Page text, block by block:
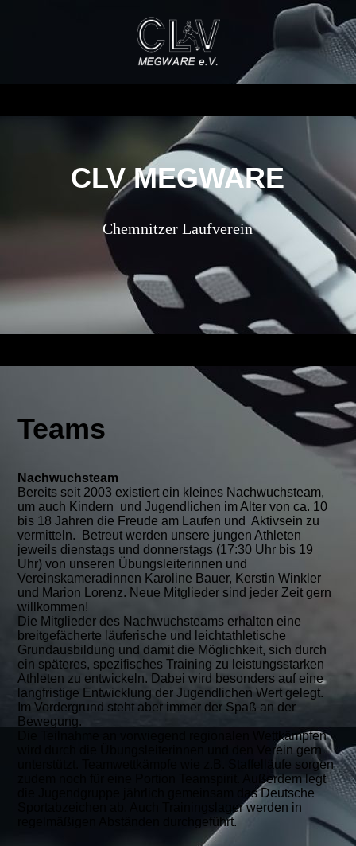
CLV MEGWARE
Chemnitzer Laufverein
Teams
Nachwuchsteam
Bereits seit 2003 existiert ein kleines Nachwuchsteam,
um auch Kindern und Jugendlichen im Alter von ca. 10
bis 18 Jahren die Freude am Laufen und Aktivsein zu
vermitteln. Betreut werden unsere jungen Athleten
jeweils dienstags und donnerstags (17:30 Uhr bis 19
Uhr) von unseren Übungsleiterinnen und
Vereinskameradinnen Karoline Bauer, Kerstin Winkler
und Marion Lorenz. Neue Mitglieder sind jeder Zeit gern
willkommen!
Die Mitglieder des Nachwuchsteams erhalten eine
breitgefächerte läuferische und leichtathletische
Grundausbildung und damit die Möglichkeit, sich durch
ein späteres, spezifisches Training zu leistungsstarken
Athleten zu entwickeln. Dabei wird besonders auf eine
langfristige Entwicklung der Jugendlichen Wert gelegt.
Im Vordergrund steht aber immer der Spaß an der
Bewegung.
Die Teilnahme an vorwiegend regionalen Wettkämpfen
wird durch die Übungsleiterinnen und den Verein gern
unterstützt. Teamwettkämpfe wie z.B. Staffelläufe sorgen
zudem noch für eine Portion Teamspirit. Außerdem legt
die Jugendgruppe jährlich gemeinsam das Deutsche
Sportabzeichen ab. Auch Trainingslager werden in
regelmäßigen Abständen durchgeführt.